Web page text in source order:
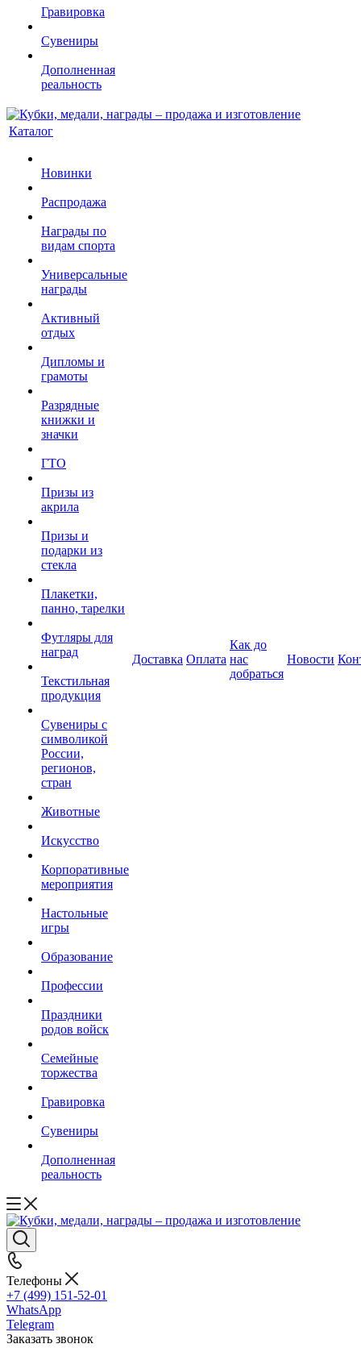
Гравировка
Сувениры
Дополненная
реальность
Каталог
Новинки
Распродажа
Награды по
видам спорта
Универсальные
награды
Активный
отдых
Дипломы и
грамоты
Разрядные
книжки и
значки
ГТО
Призы из
акрила
Призы и
подарки из
стекла
Плакетки,
панно, тарелки
Футляры для
наград
Текстильная
продукция
Сувениры с
символикой
России,
регионов,
стран
Животные
Искусство
Корпоративные
мероприятия
Настольные
игры
Образование
Профессии
Праздники
родов войск
Семейные
торжества
Гравировка
Сувениры
Дополненная
реальность
Доставка Оплата
Как до
нас
добраться
Новости
Телефоны
+7 (499) 151-52-01
WhatsApp
Telegram
Заказать звонок